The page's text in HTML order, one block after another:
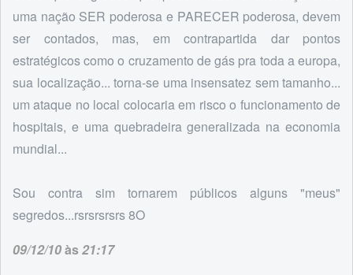
uma nação SER poderosa e PARECER poderosa, devem
ser contados, mas, em contrapartida dar pontos
estratégicos como o cruzamento de gás pra toda a europa,
sua localização... torna-se uma insensatez sem tamanho...
um ataque no local colocaria em risco o funcionamento de
hospitais, e uma quebradeira generalizada na economia
mundial...
Sou contra sim tornarem públicos alguns "meus"
segredos...rsrsrsrsrs 8O
09/12/10às21:17